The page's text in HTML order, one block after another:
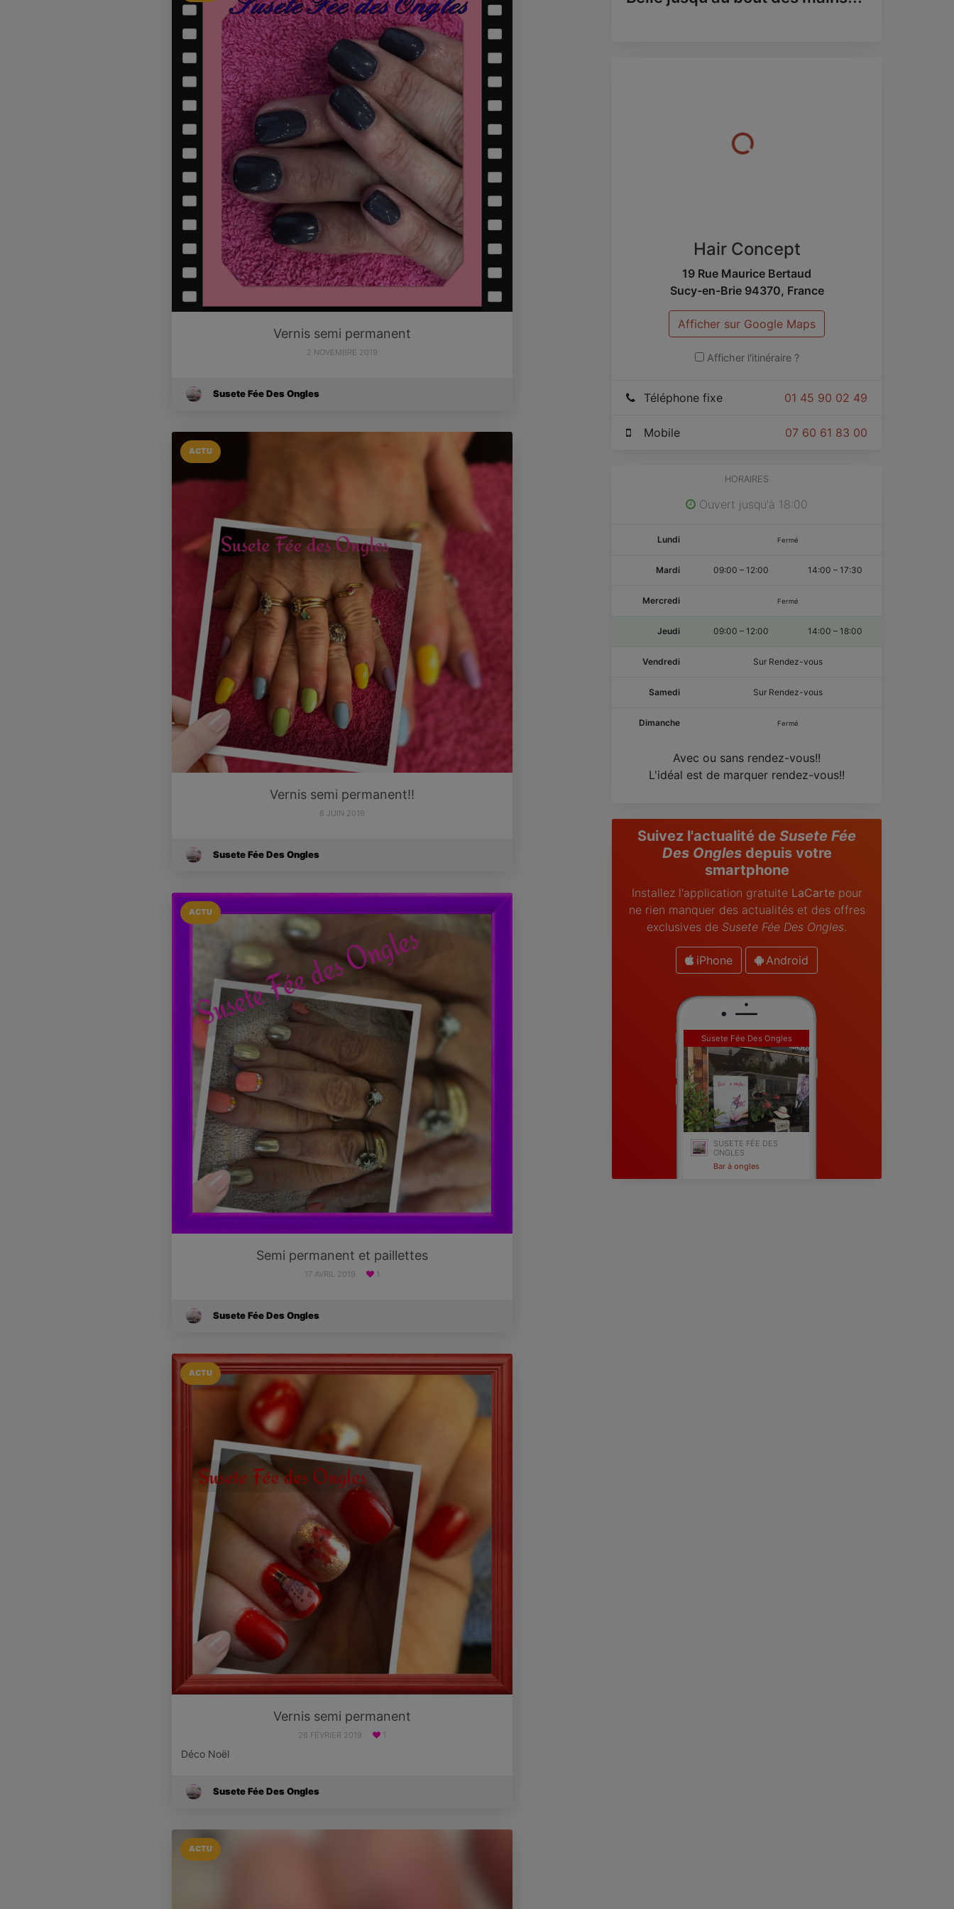
Vernis semi permanent
2 NOVEMBRE 2019
Susete Fée Des Ongles
ACTU
Vernis semi permanent!!
8 JUIN 2019
Susete Fée Des Ongles
ACTU
Semi permanent et paillettes
17 AVRIL 2019 1
Susete Fée Des Ongles
ACTU
Vernis semi permanent
26 FÉVRIER 2019 1
Déco Noël
Susete Fée Des Ongles
ACTU
Hair Concept
19 Rue Maurice Bertaud
Sucy-en-Brie 94370, France
Afficher sur Google Maps
Afficher l'itinéraire ?
01 45 90 02 49
Téléphone fixe
07 60 61 83 00
Mobile
HORAIRES
Ouvert jusqu'à 18:00
Lundi Fermé
Mardi 09:00 – 12:00 14:00 – 17:30
Mercredi Fermé
Jeudi 09:00 – 12:00 14:00 – 18:00
Vendredi Sur Rendez-vous
Samedi Sur Rendez-vous
Dimanche Fermé
Avec ou sans rendez-vous!!
L'idéal est de marquer rendez-vous!!
Suivez l'actualité de Susete Fée
Des Onglesdepuis votre
smartphone
Installez l'application gratuite LaCartepour
ne rien manquer des actualités et des offres
exclusives de Susete Fée Des Ongles.
iPhone Android
Susete Fée Des Ongles
SUSETE FÉE DES
ONGLES
Bar à ongles